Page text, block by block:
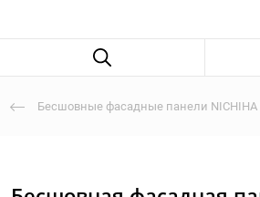
Бесшовные фасадные панели NICHIHA